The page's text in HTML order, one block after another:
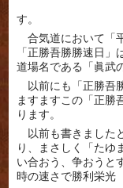
す。
合気道において「
「正勝吾勝勝速日
道場名である「眞武
以前にも「正勝吾
ますますこの「正勝
ります。
以前も書きました
り、まさしく「たゆ
い合おう、争おうと
時の速さで勝利栄光